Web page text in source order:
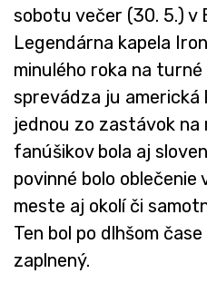
sobotu večer (30. 5.) v
Legendárna kapela
minulého roka na turné
sprevádza ju americká
jednou zo zastávok
fanúšikov bola aj
povinné bolo
meste aj okolí či
Ten bol po dlhšom
zaplnený.